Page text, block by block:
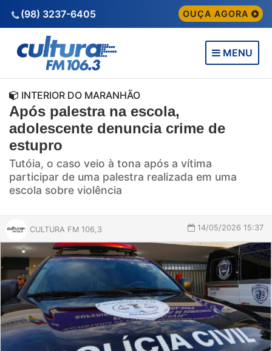
(98) 3237-6405 OUÇA AGORA
MENU
INTERIOR DO MARANHÃO
Após palestra na escola,
adolescente denuncia crime de
estupro
Tutóia, o caso veio à tona após a vítima
participar de uma palestra realizada em uma
escola sobre violência
CULTURA FM 106,3 14/05/2026 15:37